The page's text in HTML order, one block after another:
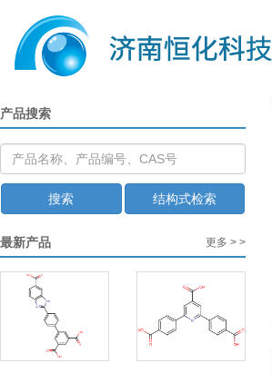
产品搜索
搜索 结构式检索
最新产品 更多 > >